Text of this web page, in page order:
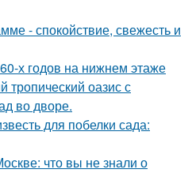
- спокойствие, свежесть и
х годов на нижнем этаже
тропический оазис с
во дворе.
для побелки сада:
что вы не знали о